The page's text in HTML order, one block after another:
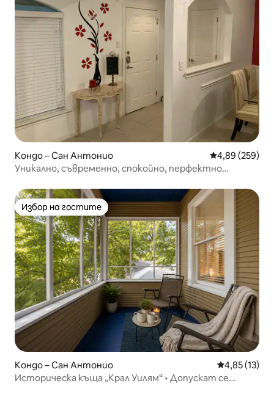
Кондо – Сан Антонио Средна
4,89 (259)
Уникално, съвременно, спокойно, перфектно
Избор на гостите
Избор на гостите
Кондо – Сан Антонио Средна
4,85 (13)
Историческа къща „Крал Уилям“ • Допускат се